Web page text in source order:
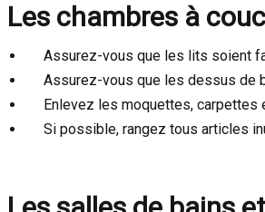
Les chambres à
Assurez-vous que les lits soient
Assurez-vous que les dessus de
Enlevez les moquettes, carpettes
Si possible, rangez tous articles